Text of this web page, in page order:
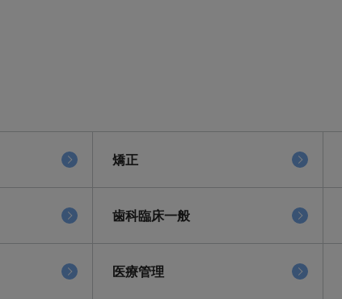
矯正
歯科臨床一般
医療管理